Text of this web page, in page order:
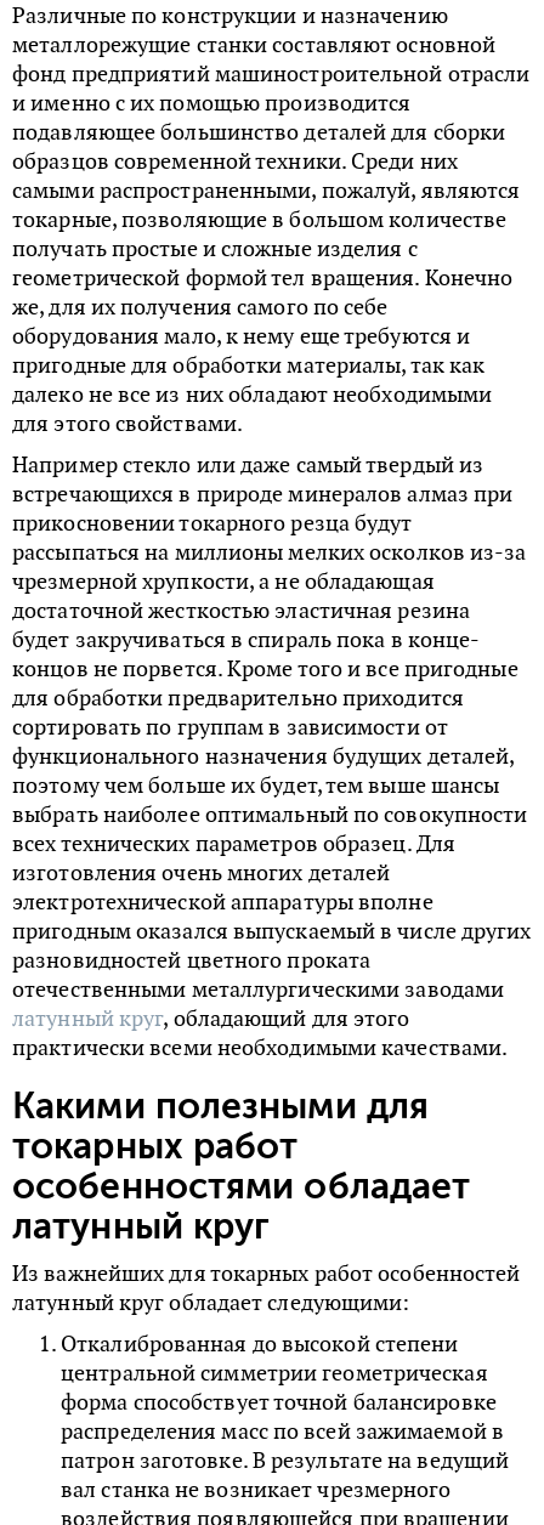
Различные по конструкции и назначению
металлорежущие станки составляют основной
фонд предприятий машиностроительной отрасли
и именно с их помощью производится
подавляющее большинство деталей для сборки
образцов современной техники. Среди них
самыми распространенными, пожалуй, являются
токарные, позволяющие в большом количестве
получать простые и сложные изделия с
геометрической формой тел вращения. Конечно
же, для их получения самого по себе
оборудования мало, к нему еще требуются и
пригодные для обработки материалы, так как
далеко не все из них обладают необходимыми
для этого свойствами.
Например стекло или даже самый твердый из
встречающихся в природе минералов алмаз при
прикосновении токарного резца будут
рассыпаться на миллионы мелких осколков из-за
чрезмерной хрупкости, а не обладающая
достаточной жесткостью эластичная резина
будет закручиваться в спираль пока в конце-
концов не порвется. Кроме того и все пригодные
для обработки предварительно приходится
сортировать по группам в зависимости от
функционального назначения будущих деталей,
поэтому чем больше их будет, тем выше шансы
выбрать наиболее оптимальный по совокупности
всех технических параметров образец. Для
изготовления очень многих деталей
электротехнической аппаратуры вполне
пригодным оказался выпускаемый в числе других
разновидностей цветного проката
отечественными металлургическими заводами
латунный круг, обладающий для этого
практически всеми необходимыми качествами.
Какими полезными для
токарных работ
особенностями обладает
латунный круг
Из важнейших для токарных работ особенностей
латунный круг обладает следующими:
Откалиброванная до высокой степени
центральной симметрии геометрическая
форма способствует точной балансировке
распределения масс по всей зажимаемой в
патрон заготовке. В результате на ведущий
вал станка не возникает чрезмерного
воздействия появляющейся при вращении